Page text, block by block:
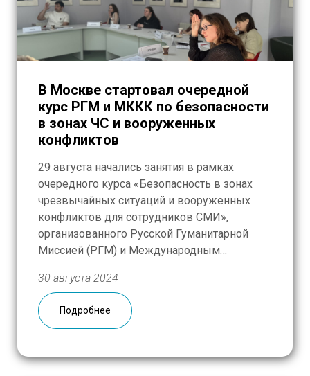
В Москве стартовал очередной
курс РГМ и МККК по безопасности
в зонах ЧС и вооруженных
конфликтов
29 августа начались занятия в рамках
очередного курса «Безопасность в зонах
чрезвычайных ситуаций и вооруженных
конфликтов для сотрудников СМИ»,
организованного Русской Гуманитарной
Миссией (РГМ) и Международным
традиции курс проходит в московской
делегации МККК, его участниками стали 12
человек, и не только из области медиа.
30 августа 2024
Подробнее